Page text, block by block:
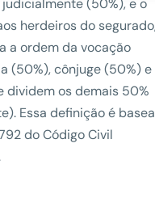
(50%), e o
herdeiros do
a ordem da vocação
(50%), cônjuge (50%) e
dividem os demais 50%
Essa definição é
do Código Civil